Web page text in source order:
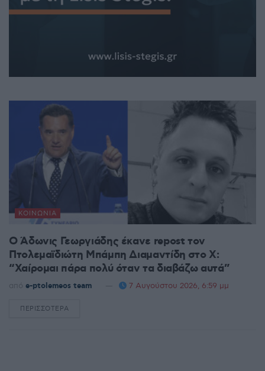
ΚΟΙΝΩΝΊΑ
Ο Άδωνις Γεωργιάδης έκανε repost τον
Πτολεμαϊδιώτη Μπάμπη Διαμαντίδη στο X:
“Χαίρομαι πάρα πολύ όταν τα διαβάζω αυτά”
από e-ptolemeos team 7 Αυγούστου 2026, 6:59 μμ
ΠΕΡΙΣΣΌΤΕΡΑ